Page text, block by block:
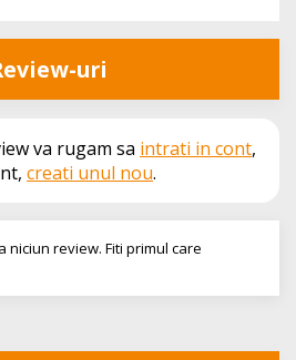
uri
va rugam sa intrati in cont,
creati unul nou.
niciun review. Fiti primul care